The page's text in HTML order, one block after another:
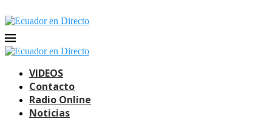
VIDEOS
Contacto
Radio Online
Noticias